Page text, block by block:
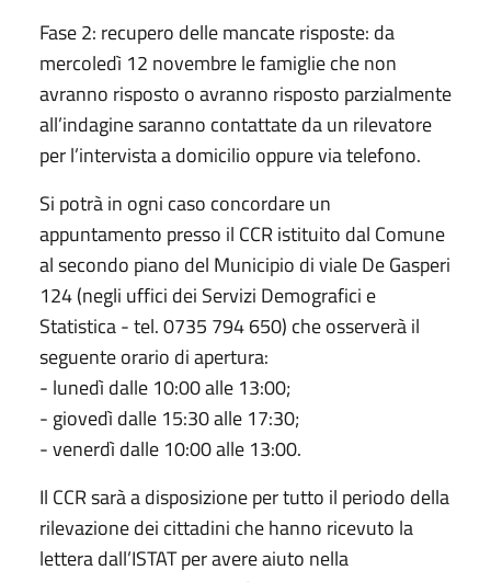
Fase 2: recupero delle mancate risposte: da
mercoledì 12 novembre le famiglie che non
avranno risposto o avranno risposto parzialmente
all’indagine saranno contattate da un rilevatore
per l’intervista a domicilio oppure via telefono.
Si potrà in ogni caso concordare un
appuntamento presso il CCR istituito dal Comune
al secondo piano del Municipio di viale De Gasperi
124 (negli uffici dei Servizi Demografici e
Statistica - tel. 0735 794 650) che osserverà il
seguente orario di apertura:
- lunedì dalle 10:00 alle 13:00;
- giovedì dalle 15:30 alle 17:30;
- venerdì dalle 10:00 alle 13:00.
Il CCR sarà a disposizione per tutto il periodo della
rilevazione dei cittadini che hanno ricevuto la
lettera dall’ISTAT per avere aiuto nella